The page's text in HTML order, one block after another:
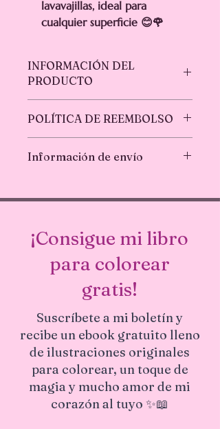
lavavajillas, ideal para
cualquier superficie 😊🌹
INFORMACIÓN DEL
PRODUCTO
vinilo de alta calidad, impermeable,
apto para lavavajillas, ideal para
botellas de agua, vidrio, autos,
computadoras portátiles, en todas
POLÍTICA DE REEMBOLSO
cambios. Si tiene algún problema con
Información de envío
¡Consigue mi libro
para colorear
gratis!
Suscríbete a mi boletín y
recibe un ebook gratuito lleno
de ilustraciones originales
para colorear, un toque de
magia y mucho amor de mi
corazón al tuyo ✨📖